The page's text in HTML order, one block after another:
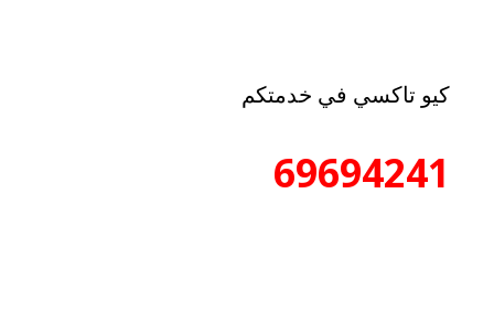
نشطة في محافظة حولي معروفة بشوارعها الحيوية
للمدينة. سواء كنت متوجهاً إلى العمل، التسوق، أو موعد
مهم، تضمن لك الكويت تاكسي رحلة سلسة وخالية من